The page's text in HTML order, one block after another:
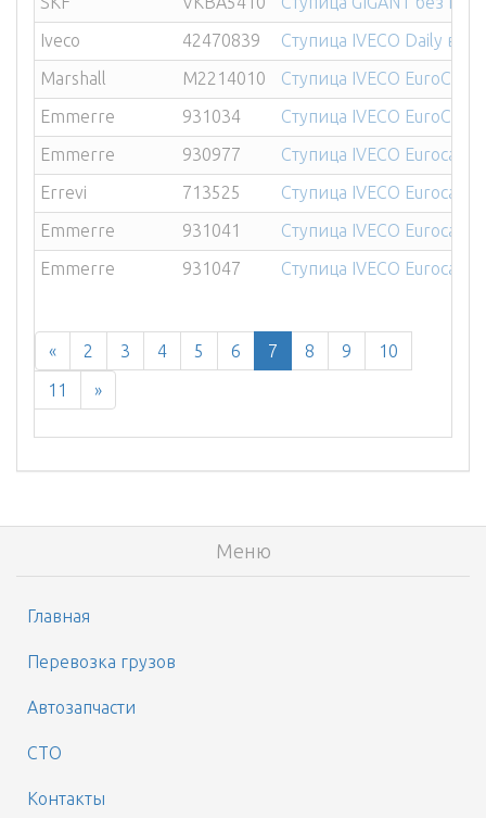
Iveco
42470839
Ступица IVECO Daily в
Marshall
M2214010
Ступица IVECO
Emmerre
931034
Ступица IVECO
Emmerre
930977
Ступица IVECO
Errevi
713525
Ступица IVECO
Emmerre
931041
Ступица IVECO
Emmerre
931047 Ступица IVECO
« 2 3 4 5 6 7 8 9
10
11
»
Меню
Главная
Перевозка грузов
Автозапчасти
СТО
Контакты